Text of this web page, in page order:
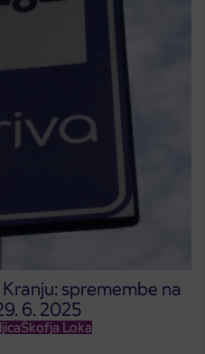
spremembe na
6. 2025
Škofja Loka